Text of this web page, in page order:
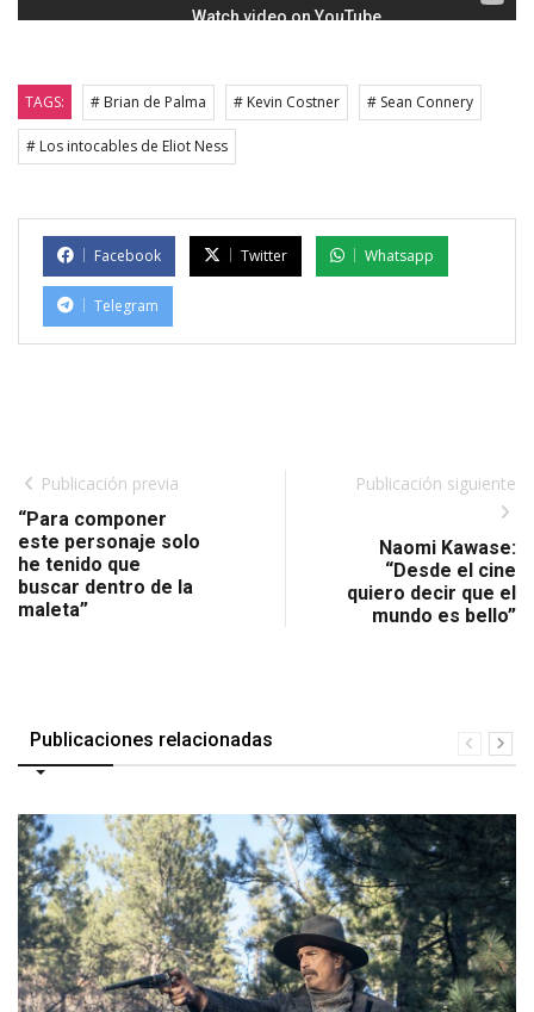
TAGS: # Brian de Palma # Kevin Costner # Sean Connery
# Los intocables de Eliot Ness
Facebook Twitter Whatsapp
Telegram
Publicación previa
“Para componer
este personaje solo
he tenido que
buscar dentro de la
maleta”
Publicación siguiente
Naomi Kawase:
“Desde el cine
quiero decir que el
mundo es bello”
Publicaciones relacionadas